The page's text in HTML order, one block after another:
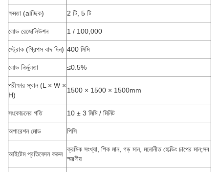
ক্ষমতা (alচ্ছিক) 2 টি, 5 টি
লোড রেজোলিউশন 1 / 100,000
স্ট্রোক (গ্রিপস বাদ দিন) 400 মিমি
লোড নির্ভুলতা ≤0.5%
পরীক্ষার স্থান (L × W ×
H)
1500 × 1500 × 1500mm
সংকোচনের গতি 10 ± 3 মিমি / মিনিট
অপারেশন মোড পিসি
আইটেম প্রতিবেদন করুন
ক্রমিক সংখ্যা, পিক মান, গড় মান, মনোনীত হোল্ডিং চাপের মান;সব
স্মরণীয়